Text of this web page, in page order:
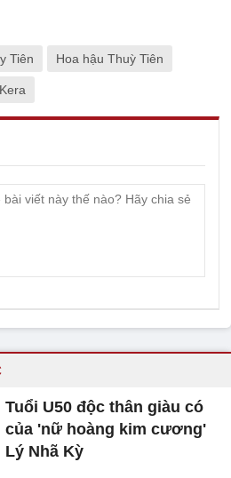
Tiên Hoa hậu Thuỳ Tiên
Tuổi U50 độc thân giàu có
của 'nữ hoàng kim cương'
Lý Nhã Kỳ